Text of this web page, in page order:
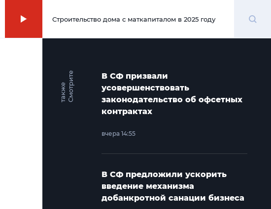
00:00
Строительство дома с маткапиталом в 2025 году
С
м
о
т
р и
т
е
т
а
к
ж
е
В СФ призвали
усовершенствовать
законодательство об офсетных
контрактах
вчера 14:55
В СФ предложили ускорить
введение механизма
добанкротной санации бизнеса